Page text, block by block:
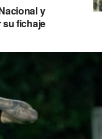
y
su fichaje